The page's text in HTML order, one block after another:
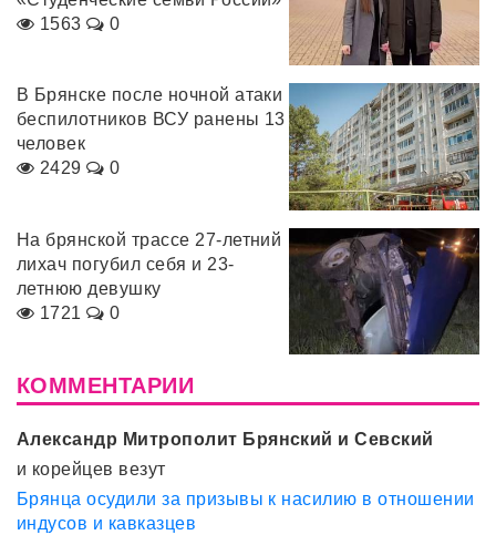
1563
0
В Брянске после ночной атаки
беспилотников ВСУ ранены 13
человек
2429
0
На брянской трассе 27-летний
лихач погубил себя и 23-
летнюю девушку
1721
0
КОММЕНТАРИИ
Александр Митрополит Брянский и Севский
и корейцев везут
Брянца осудили за призывы к насилию в отношении
индусов и кавказцев